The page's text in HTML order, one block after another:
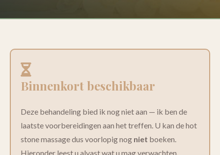
Binnenkort beschikbaar
Deze behandeling bied ik nog niet aan — ik ben de
laatste voorbereidingen aan het treffen. U kan de hot
stone massage dus voorlopig nog niet boeken.
Hieronder leest u alvast wat u mag verwachten.